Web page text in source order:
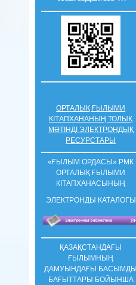
ОРТАЛЫҚ ҒЫЛЫМИ
КІТАПХАНАНЫҢ ТОЛЫҚ
МӘТІНДІ ЭЛЕКТРОНДЫҚ
РЕСУРСТАРЫ
«ҒЫЛЫМ ОРДАСЫ» РМК
ОРТАЛЫҚ ҒЫЛЫМИ
КIТАПХАНАСЫНЫҢ
ЭЛЕКТРОНДЫ КАТАЛОГЫ
ҚАЗАҚСТАНДАҒЫ
ҒЫЛЫМНЫҢ
ДАМУЫНДАҒЫ БАСЫМДЫ
БАҒЫТТАРЫ БОЙЫНША